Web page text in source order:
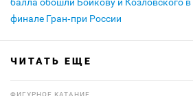
финале Гран‑при России
ЧИТАТЬ ЕЩЕ
ФИГУРНОЕ КАТАНИЕ